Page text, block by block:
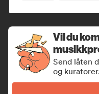
Vil du
Send låten
og kuratorer.